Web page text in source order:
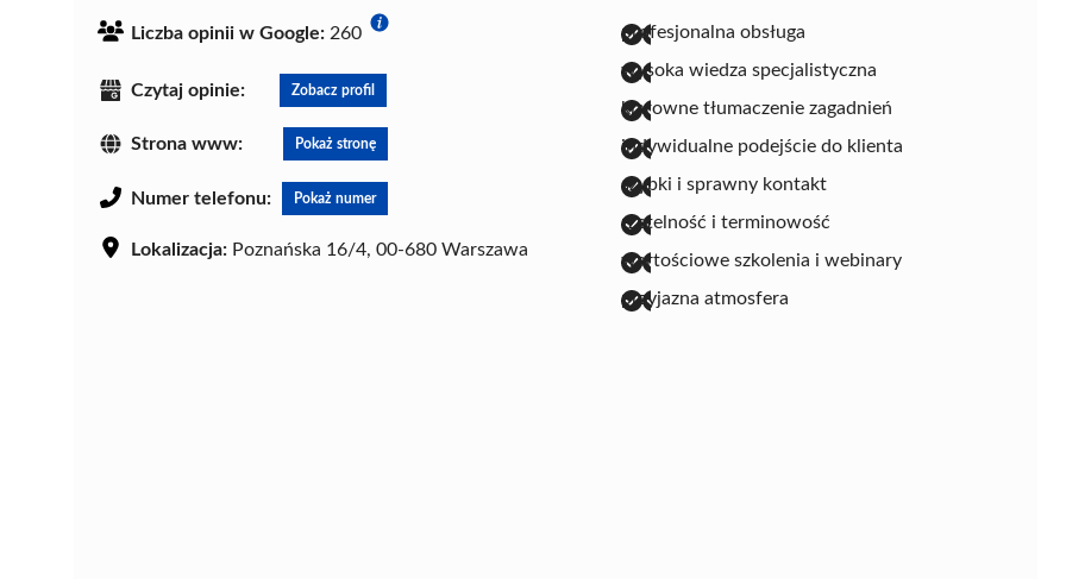
Liczba opinii w Google: 260
Czytaj opinie: Zobacz profil
Strona www: Pokaż stronę
Numer telefonu: Pokaż numer
Lokalizacja: Poznańska 16/4, 00-680 Warszawa
profesjonalna obsługa
wysoka wiedza specjalistyczna
klarowne tłumaczenie zagadnień
indywidualne podejście do klienta
szybki i sprawny kontakt
rzetelność i terminowość
wartościowe szkolenia i webinary
przyjazna atmosfera